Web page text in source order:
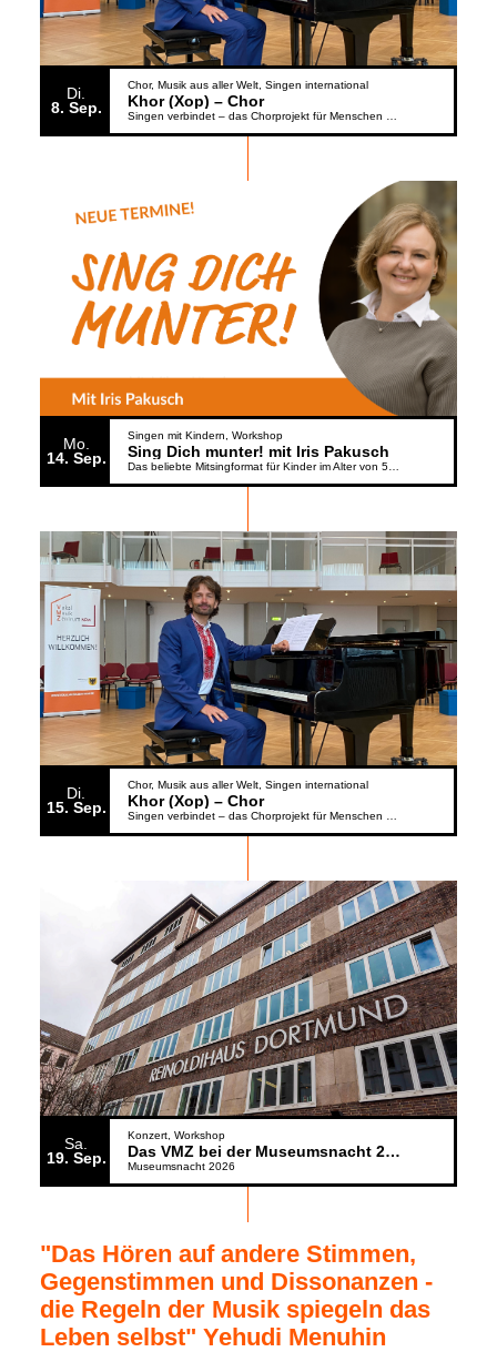
Di.
8 Sep.
Chor Musik aus aller Welt Singen international
Khor (Xop) – Chor
Singen verbindet – das Chorprojekt für Menschen aus der Ukraine
Mo.
14 Sep.
Singen mit Kindern Workshop
Sing Dich munter! mit Iris Pakusch
Das beliebte Mitsingformat für Kinder im Alter von 5 bis 6 Jahren geht weiter
Di.
15 Sep.
Chor Musik aus aller Welt Singen international
Khor (Xop) – Chor
Singen verbindet – das Chorprojekt für Menschen aus der Ukraine
Sa.
19 Sep.
Konzert Workshop
Das VMZ bei der Museumsnacht 2026
Museumsnacht 2026
"Das Hören auf andere Stimmen,
Gegenstimmen und Dissonanzen -
die Regeln der Musik spiegeln das
Leben selbst" Yehudi Menuhin